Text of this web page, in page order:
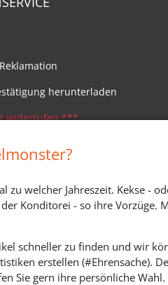
herunterladen
widerrufen ***
Lieferzeiten & Zahlungsmodi
zu welcher Jahreszeit. Kekse -
Konditorei - so ihre Vorzüge.
schneller zu finden und wir
erstellen (#Ehrensache).
Sie gern ihre persönliche Wahl.